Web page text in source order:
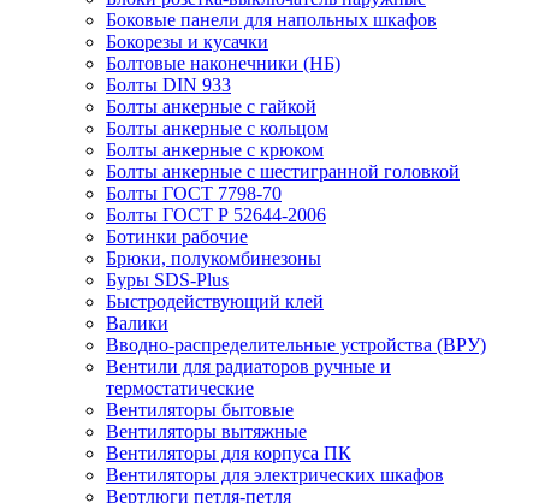
Боковые панели для напольных шкафов
Бокорезы и кусачки
Болтовые наконечники (НБ)
Болты DIN 933
Болты анкерные с гайкой
Болты анкерные с кольцом
Болты анкерные с крюком
Болты анкерные с шестигранной головкой
Болты ГОСТ 7798-70
Болты ГОСТ Р 52644-2006
Ботинки рабочие
Брюки, полукомбинезоны
Буры SDS-Plus
Быстродействующий клей
Валики
Вводно-распределительные устройства (ВРУ)
Вентили для радиаторов ручные и
термостатические
Вентиляторы бытовые
Вентиляторы вытяжные
Вентиляторы для корпуса ПК
Вентиляторы для электрических шкафов
Вертлюги петля-петля